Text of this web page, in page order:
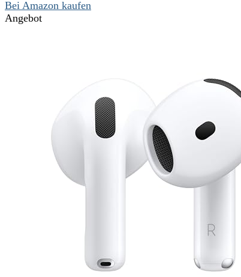
Bei Amazon kaufen
Angebot